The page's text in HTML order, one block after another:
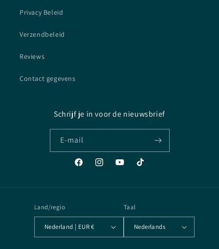
Privacy Beleid
Verzendbeleid
Reviews
Contact gegevens
Schrijf je in voor de nieuwsbrief
E‑mail
FacebookInstagramYouTubeTikTok
Land/regio
Nederland | EUR €
Taal
Nederlands